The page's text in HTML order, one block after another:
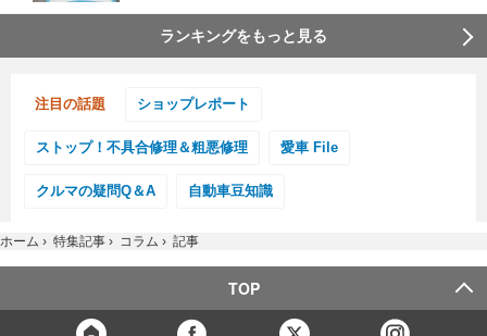
ランキングをもっと見る
注目の話題 ショップレポート
ストップ！不具合修理＆粗悪修理 愛車 File
クルマの疑問Q＆A 自動車豆知識
ホーム › 特集記事 › コラム › 記事
TOP